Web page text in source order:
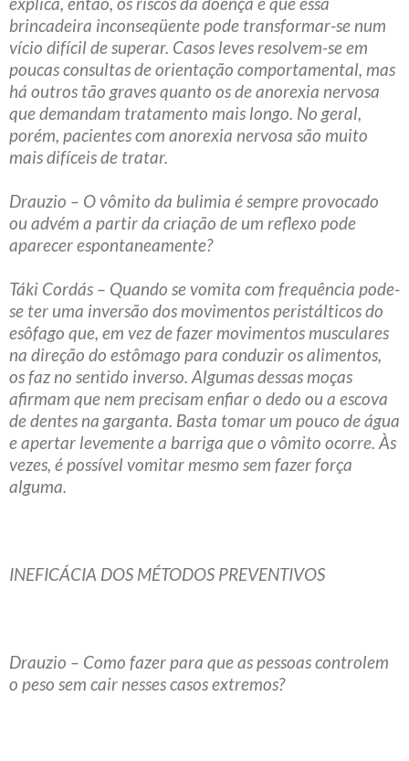
brincadeira inconseqüente pode transformar-se num
vício difícil de superar. Casos leves resolvem-se em
poucas consultas de orientação comportamental, mas
há outros tão graves quanto os de anorexia nervosa
que demandam tratamento mais longo. No geral,
porém, pacientes com anorexia nervosa são muito
mais difíceis de tratar.
Drauzio – O vômito da bulimia é sempre provocado
ou advém a partir da criação de um reflexo pode
aparecer espontaneamente?
Táki Cordás – Quando se vomita com frequência pode-
se ter uma inversão dos movimentos peristálticos do
esôfago que, em vez de fazer movimentos musculares
na direção do estômago para conduzir os alimentos,
os faz no sentido inverso. Algumas dessas moças
afirmam que nem precisam enfiar o dedo ou a escova
de dentes na garganta. Basta tomar um pouco de água
e apertar levemente a barriga que o vômito ocorre. Às
vezes, é possível vomitar mesmo sem fazer força
alguma.
INEFICÁCIA DOS MÉTODOS PREVENTIVOS
Drauzio – Como fazer para que as pessoas controlem
o peso sem cair nesses casos extremos?